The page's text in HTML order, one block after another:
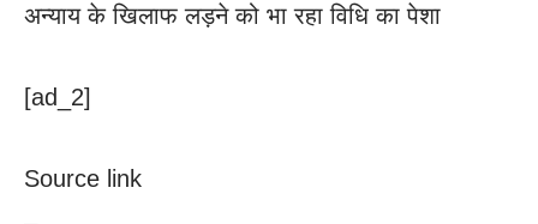
अन्याय के खिलाफ लड़ने को भा रहा विधि का पेशा
[ad_2]
Source link